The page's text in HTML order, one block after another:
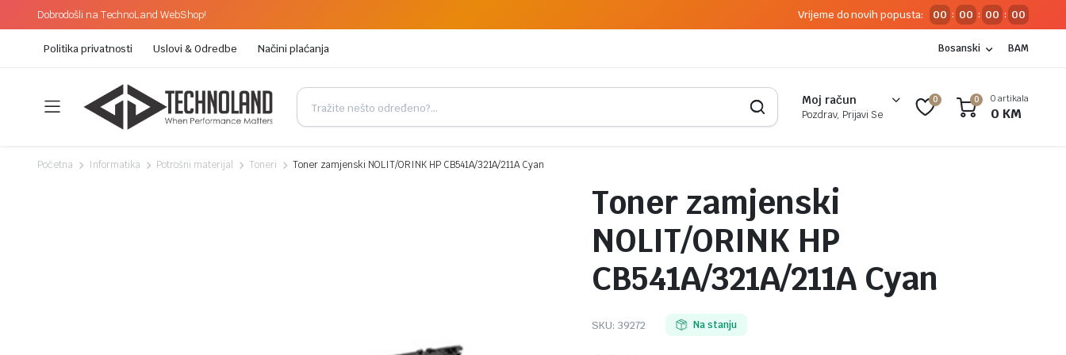
Dobrodošli na TechnoLand WebShop! Vrijeme do novih popusta: 00 : 00 : 00 : 00
Politika privatnosti Uslovi & Odredbe Načini plaćanja Bosanski BAM
Moj račun
Pozdrav, Prijavi Se
0 0 0 artikala
0 KM
Početna Informatika Potrošni materijal Toneri Toner zamjenski NOLIT/ORINK HP CB541A/321A/211A Cyan
Toner zamjenski
NOLIT/ORINK HP
CB541A/321A/211A Cyan
SKU: 39272 Na stanju